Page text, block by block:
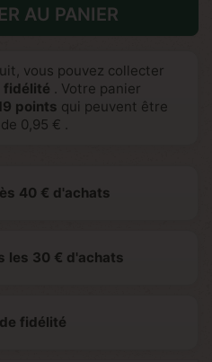
AU PANIER
vous pouvez collecter
fidélité . Votre panier
points qui peuvent être
0,95 € .
40 € d'achats
les 30 € d'achats
fidélité